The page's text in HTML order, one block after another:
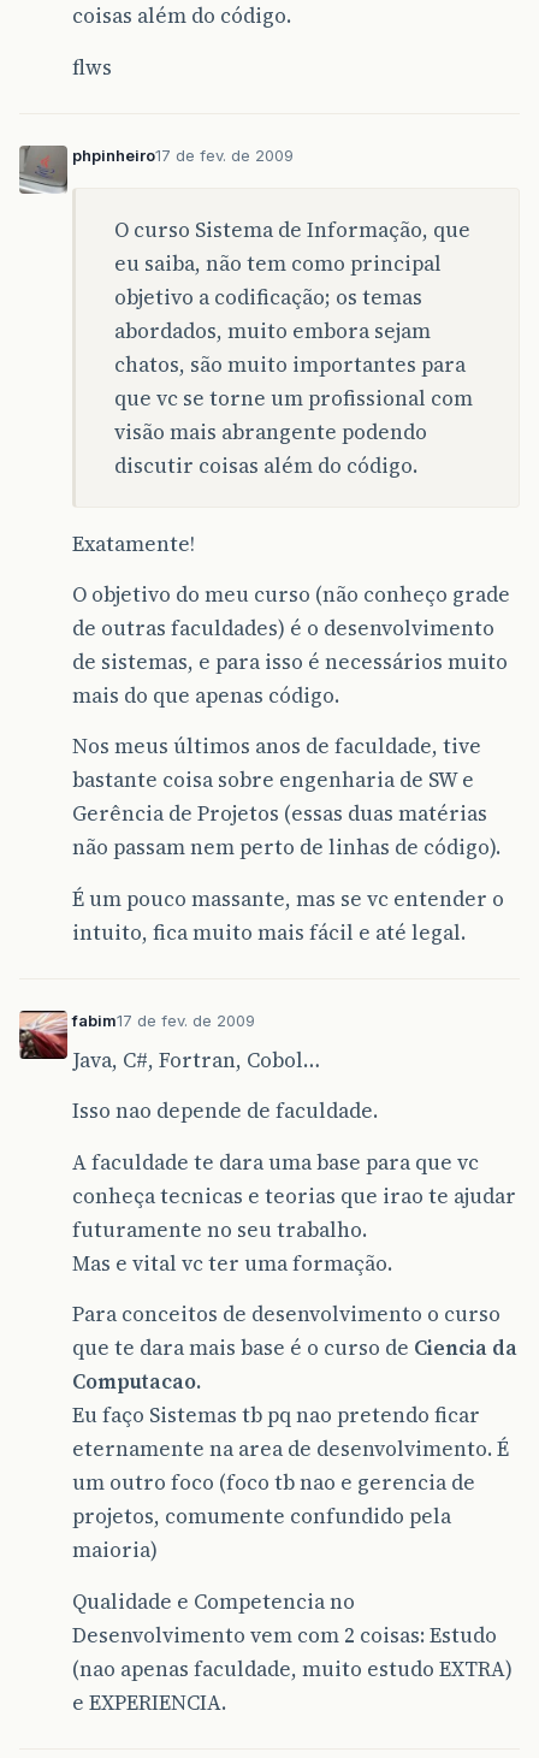
coisas além do código.
flws
phpinheiro17 de fev. de 2009
O curso Sistema de Informação, que
eu saiba, não tem como principal
objetivo a codificação; os temas
abordados, muito embora sejam
chatos, são muito importantes para
que vc se torne um profissional com
visão mais abrangente podendo
discutir coisas além do código.
Exatamente!
O objetivo do meu curso (não conheço grade
de outras faculdades) é o desenvolvimento
de sistemas, e para isso é necessários muito
mais do que apenas código.
Nos meus últimos anos de faculdade, tive
bastante coisa sobre engenharia de SW e
Gerência de Projetos (essas duas matérias
não passam nem perto de linhas de código).
É um pouco massante, mas se vc entender o
intuito, fica muito mais fácil e até legal.
fabim17 de fev. de 2009
Java, C#, Fortran, Cobol…
Isso nao depende de faculdade.
A faculdade te dara uma base para que vc
conheça tecnicas e teorias que irao te ajudar
futuramente no seu trabalho.
Mas e vital vc ter uma formação.
Para conceitos de desenvolvimento o curso
que te dara mais base é o curso de Ciencia da
Computacao.
Eu faço Sistemas tb pq nao pretendo ficar
eternamente na area de desenvolvimento. É
um outro foco (foco tb nao e gerencia de
projetos, comumente confundido pela
maioria)
Qualidade e Competencia no
Desenvolvimento vem com 2 coisas: Estudo
(nao apenas faculdade, muito estudo EXTRA)
e EXPERIENCIA.